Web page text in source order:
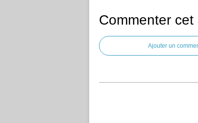
Commenter cet
Ajouter un